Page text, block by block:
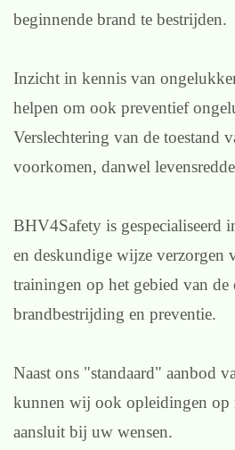
beginnende brand te bestrijden.
Inzicht in kennis van
helpen om ook preventief
Verslechtering van de toestand
voorkomen, danwel
BHV4Safety is gespecialiseerd
en deskundige wijze verzorgen
trainingen op het gebied van de
brandbestrijding en preventie.
Naast ons "standaard" aanbod
kunnen wij ook opleidingen op
aansluit bij uw wensen.